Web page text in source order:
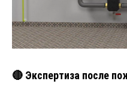
🔴 Экспертиза после